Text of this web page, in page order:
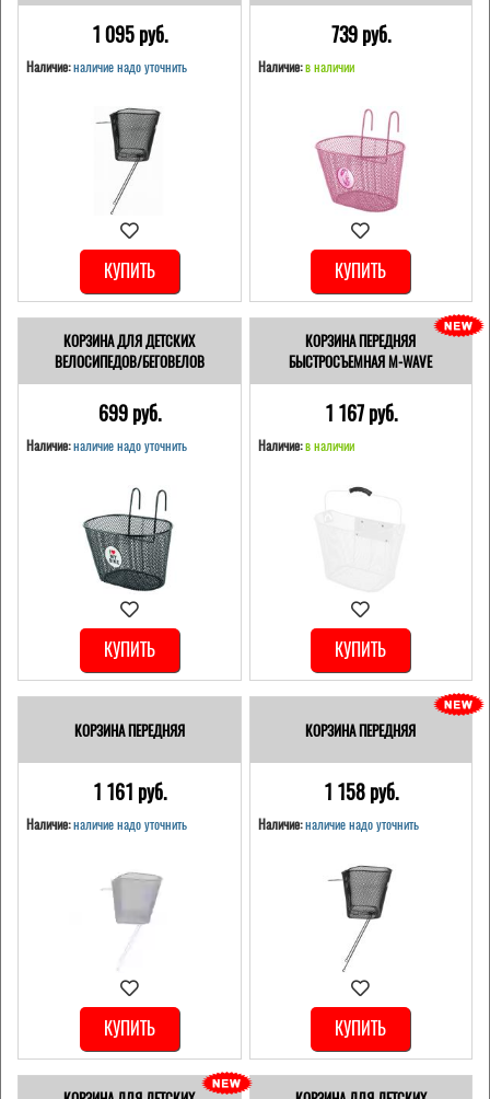
1 095 pуб.
Наличие:наличие надо уточнить
КУПИТЬ
739 pуб.
Наличие: в наличии
КУПИТЬ
КОРЗИНА ДЛЯ ДЕТСКИХ
ВЕЛОСИПЕДОВ/БЕГОВЕЛОВ
699 pуб.
Наличие:наличие надо уточнить
КУПИТЬ
КОРЗИНА ПЕРЕДНЯЯ
БЫСТРОСЪЕМНАЯ M-WAVE
1 167 pуб.
Наличие: в наличии
КУПИТЬ
КОРЗИНА ПЕРЕДНЯЯ
1 161 pуб.
Наличие:наличие надо уточнить
КУПИТЬ
КОРЗИНА ПЕРЕДНЯЯ
1 158 pуб.
Наличие: наличие надо уточнить
КУПИТЬ